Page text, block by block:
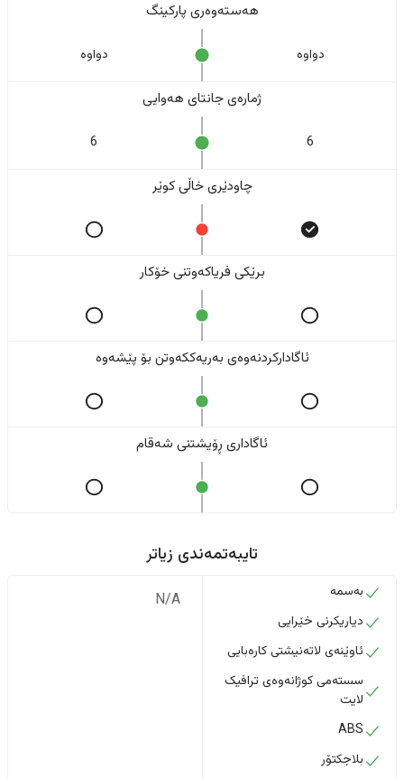
هەستەوەری پارکینگ
دواوە دواوە
ژمارەی جانتای هەوایی
6
6
چاودێری خاڵی کوێر
برێکی فریاکەوتنی خۆکار
ئاگادارکردنەوەی بەریەککەوتن بۆ پێشەوە
ئاگاداری ڕۆیشتنی شەقام
تایبەتمەندی زیاتر
بەسمە
دیاریکرنی خێرایی
ئاوێنەی لاتەنیشتی کارەبایی
سستەمی کوژانەوەی ترافیک
لایت
ABS
بلاجکتۆر
N/A